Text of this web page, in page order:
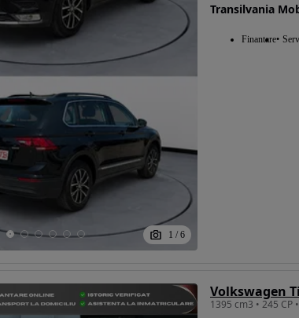
Eligibil pentru
finantare
1 / 6
Transilvania
Finantare